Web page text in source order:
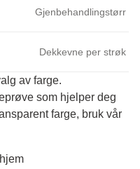
Gjenbehandlingstørr
Dekkevne per strøk
av farge.
som hjelper deg
farge, bruk vår